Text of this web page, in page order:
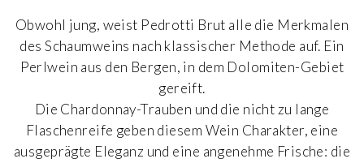
Obwohl jung, weist Pedrotti Brut alle die Merkmalen
des Schaumweins nach klassischer Methode auf. Ein
Perlwein aus den Bergen, in dem Dolomiten-Gebiet
gereift.
Die Chardonnay-Trauben und die nicht zu lange
Flaschenreife geben diesem Wein Charakter, eine
ausgeprägte Eleganz und eine angenehme Frische: die